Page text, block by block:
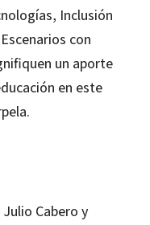
Inclusión
con
un aporte
en este
Cabero y